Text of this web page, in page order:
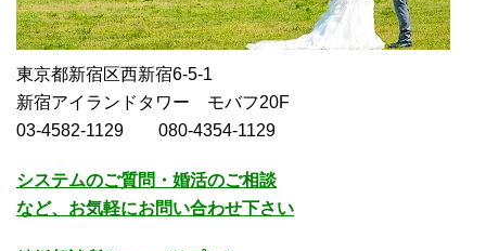
東京都新宿区西新宿6-5-1
新宿アイランドタワー モバフ20F
03-4582-1129 080-4354-1129
システムのご質問・婚活のご相談
など、お気軽にお問い合わせ下さい